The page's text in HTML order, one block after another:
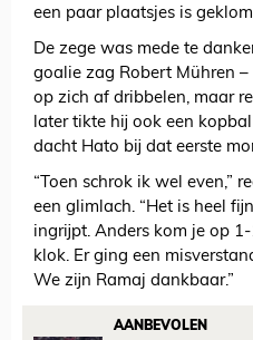
een paar plaatsjes is
De zege was mede te
goalie zag Robert Mühren
op zich af dribbelen, maar
later tikte hij ook een
dacht Hato bij dat eerste
“Toen schrok ik wel even,”
een glimlach. “Het is heel
ingrijpt. Anders kom je op
klok. Er ging een
We zijn Ramaj dankbaar.”
AANBEVOLEN